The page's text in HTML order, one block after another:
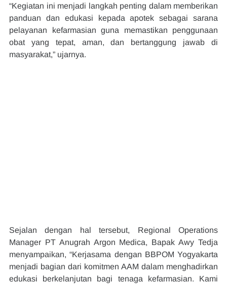
“Kegiatan ini menjadi langkah penting dalam memberikan
panduan dan edukasi kepada apotek sebagai sarana
pelayanan kefarmasian guna memastikan penggunaan
obat yang tepat, aman, dan bertanggung jawab di
masyarakat,” ujarnya.
Sejalan dengan hal tersebut, Regional Operations
Manager PT Anugrah Argon Medica, Bapak Awy Tedja
menyampaikan, “Kerjasama dengan BBPOM Yogyakarta
menjadi bagian dari komitmen AAM dalam menghadirkan
edukasi berkelanjutan bagi tenaga kefarmasian. Kami